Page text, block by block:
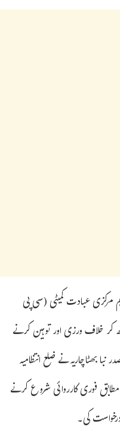
مرکزی عبادت کمیٹی (سی پی
خلاف ورزی اور توہین کرنے
بھٹاچاریہ نے ضلع انتظامیہ
فوری کارروائی شروع کرنے
کی۔